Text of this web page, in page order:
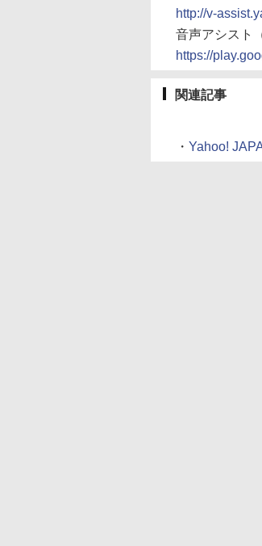
http://v-
音声アシスト
https://
関連記事
・ Yahoo!